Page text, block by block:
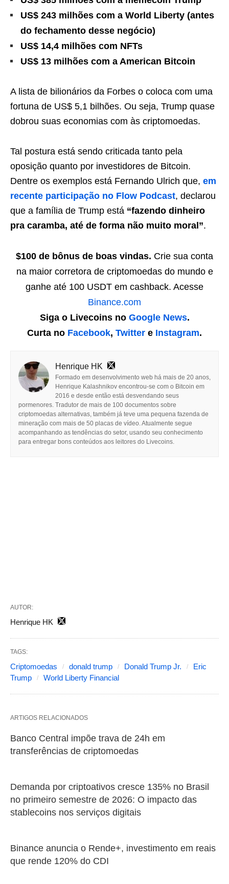
US$ 243 milhões com a World Liberty (antes
do fechamento desse negócio)
US$ 14,4 milhões com NFTs
US$ 13 milhões com a American Bitcoin
A lista de bilionários da Forbes o coloca com uma
fortuna de US$ 5,1 bilhões. Ou seja, Trump quase
dobrou suas economias com às criptomoedas.
Tal postura está sendo criticada tanto pela
oposição quanto por investidores de Bitcoin.
Dentre os exemplos está Fernando Ulrich que, em
recente participação no Flow Podcast, declarou
que a família de Trump está “fazendo dinheiro
pra caramba, até de forma não muito moral”.
$100 de bônus de boas vindas. Crie sua conta
na maior corretora de criptomoedas do mundo e
ganhe até 100 USDT em cashback. Acesse
Binance.com
Siga o Livecoins no Google News.
Curta no Facebook, Twitter e Instagram.
Henrique HK
Formado em desenvolvimento web há mais de 20 anos,
Henrique Kalashnikov encontrou-se com o Bitcoin em
2016 e desde então está desvendando seus
pormenores. Tradutor de mais de 100 documentos sobre
criptomoedas alternativas, também já teve uma pequena fazenda de
mineração com mais de 50 placas de vídeo. Atualmente segue
acompanhando as tendências do setor, usando seu conhecimento
para entregar bons conteúdos aos leitores do Livecoins.
AUTOR:
Henrique HK
TAGS:
Criptomoedas donald trump Donald Trump Jr.
Eric
Trump
World Liberty Financial
ARTIGOS RELACIONADOS
Banco Central impõe trava de 24h em
transferências de criptomoedas
Demanda por criptoativos cresce 135% no Brasil
no primeiro semestre de 2026: O impacto das
stablecoins nos serviços digitais
Binance anuncia o Rende+, investimento em reais
que rende 120% do CDI